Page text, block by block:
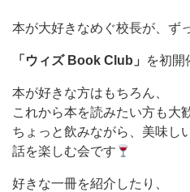
本が大好きなめぐ校長が、ず
「ウィズ Book Club」 を初開
本が好きな方はもちろん、
これから本を読みたい方も大
ちょっと飲みながら、美味し
話を楽しむ会です
好きな一冊を紹介したり、